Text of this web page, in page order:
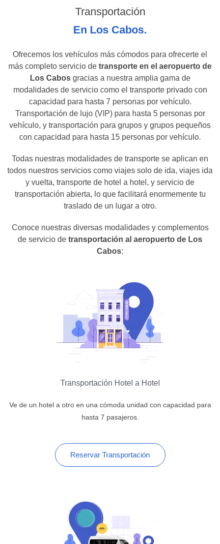
Transportación
En Los Cabos.
Ofrecemos los vehículos más cómodos para ofrecerte el
más completo servicio de transporte en el aeropuerto de
Los Cabosgracias a nuestra amplia gama de
modalidades de servicio como el transporte privado con
capacidad para hasta 7 personas por vehículo.
Transportación de lujo (VIP) para hasta 5 personas por
vehículo, y transportación para grupos y grupos pequeños
con capacidad para hasta 15 personas por vehículo.
Todas nuestras modalidades de transporte se aplican en
todos nuestros servicios como viajes solo de ida, viajes ida
y vuelta, transporte de hotel a hotel, y servicio de
transportación abierta, lo que facilitará enormemente tu
traslado de un lugar a otro.
Conoce nuestras diversas modalidades y complementos
de servicio de transportación al aeropuerto de Los
Cabos:
Transportación Hotel a Hotel
Ve de un hotel a otro en una cómoda unidad con capacidad para
hasta 7 pasajeros.
Reservar Transportación